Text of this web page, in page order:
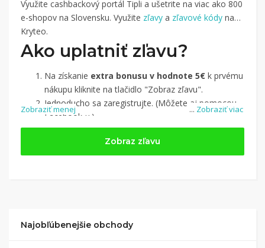
... Zobraziť viac
Využite cashbackový portál Tipli a ušetrite na viac ako 800
e-shopov na Slovensku. Využite zľavy a zľavové kódy na
Kryteo.
Ako uplatniť zľavu?
Na získanie extra bonusu v hodnote 5€ k prvému
nákupu kliknite na tlačidlo "Zobraz zľavu".
Jednoducho sa zaregistrujte. (Môžete aj pomocou
Facebook-u.)
Jednoducho sinájdite obchod, pomocou služby
(v ponuke je cca 1 500 obchodov).
Kliknite na tlačidlo „Nakupovať“.(Následne
nákupu, si tieto peniaze môžete dať hneď vyplatiť
Zobraziť menej
Zobraz zľavu
Najobľúbenejšie obchody